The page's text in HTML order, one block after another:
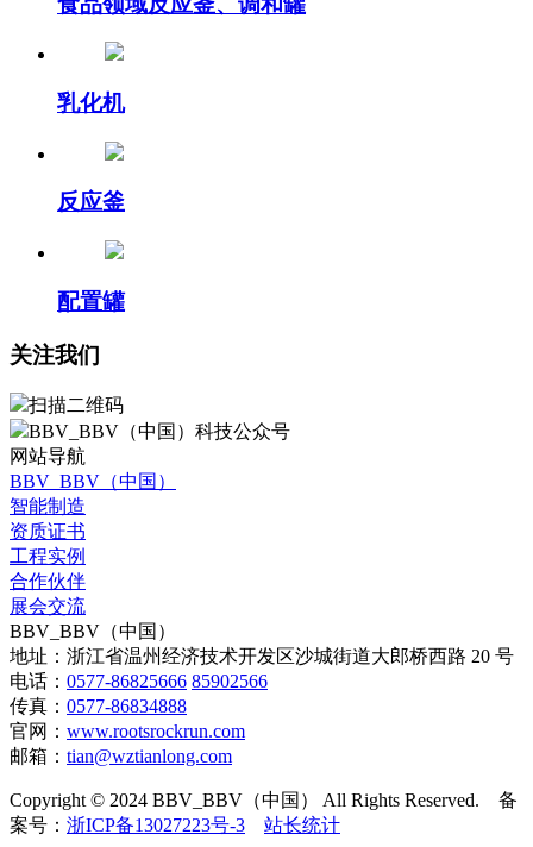
乳化机
反应釜
配置罐
关注我们
扫描二维码
BBV_BBV（中国）科技公众号
网站导航
BBV_BBV（中国）
智能制造
资质证书
工程实例
合作伙伴
展会交流
BBV_BBV（中国）
地址：浙江省温州经济技术开发区沙城街道大郎桥西路 20 号
电话： 0577-86825666 85902566
传真： 0577-86834888
官网： www.rootsrockrun.com
邮箱： tian@wztianlong.com
Copyright © 2024 BBV_BBV（中国） All Rights Reserved. 备
案号： 浙ICP备13027223号-3 站长统计